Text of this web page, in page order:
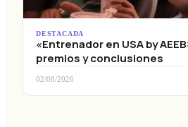
DESTACADA
«Entrenador en USA by
premios y conclusiones
02/08/2026